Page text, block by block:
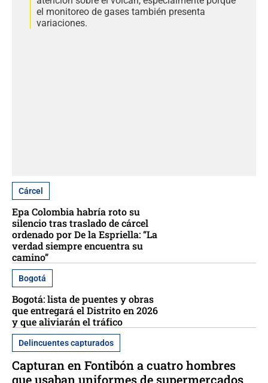
el monitoreo de gases también presenta
variaciones.
Cárcel
Epa Colombia habría roto su
silencio tras traslado de cárcel
ordenado por De la Espriella: “La
verdad siempre encuentra su
camino”
Bogotá
Bogotá: lista de puentes y obras
que entregará el Distrito en 2026
y que aliviarán el tráfico
Delincuentes capturados
Capturan en Fontibón a cuatro hombres
que usaban uniformes de supermercados